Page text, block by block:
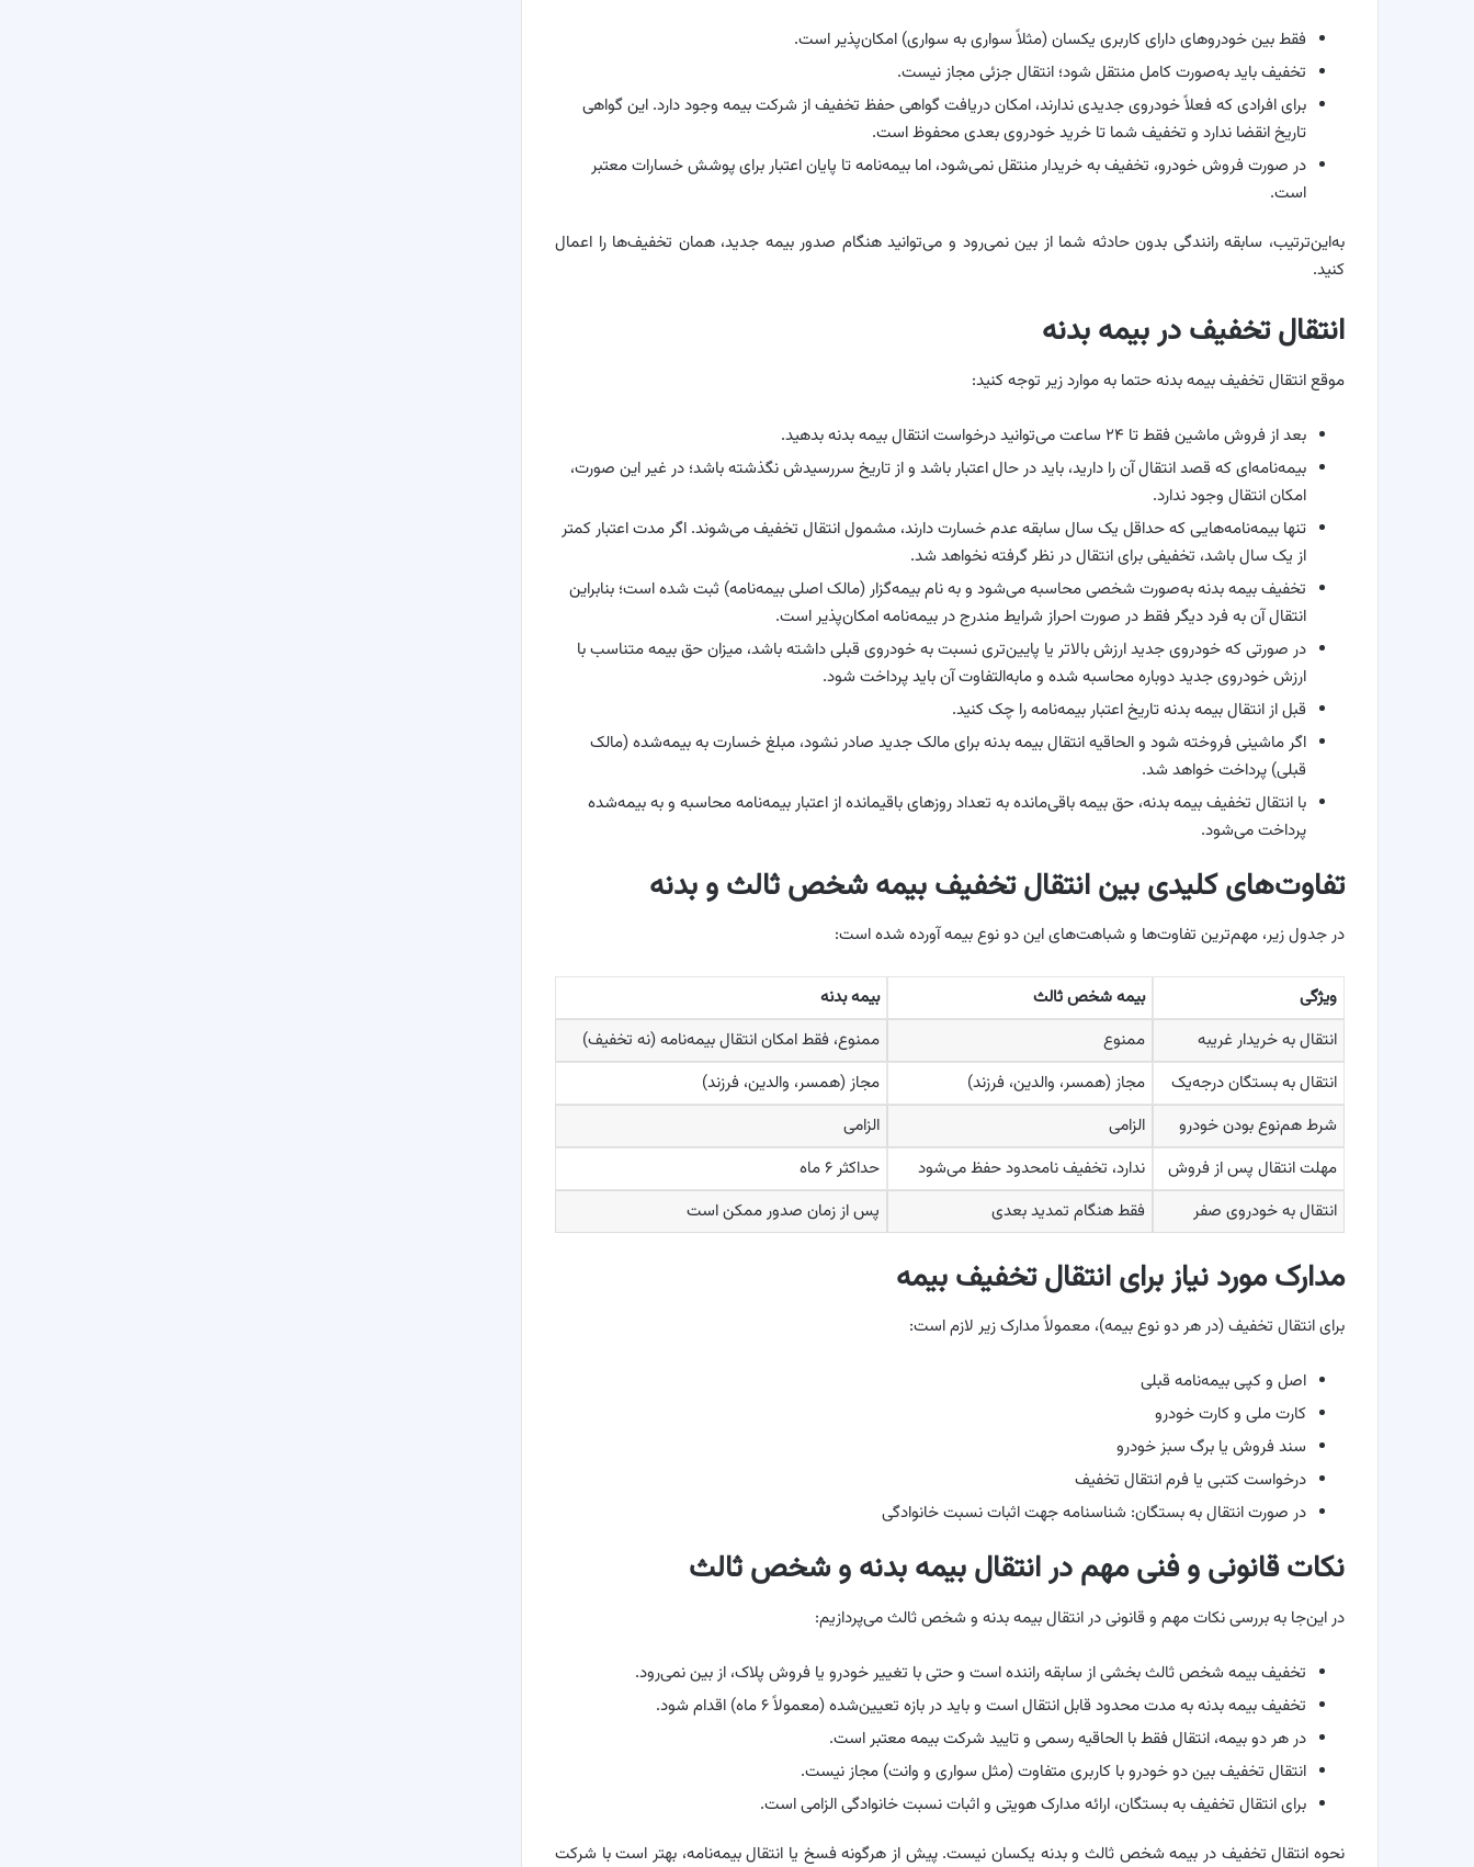
فقط بین خودروهای دارای کاربری یکسان (مثلاً سواری به سواری) امکان‌پذیر است.
تخفیف باید به‌صورت کامل منتقل شود؛ انتقال جزئی مجاز نیست.
برای افرادی که فعلاً خودروی جدیدی ندارند، امکان دریافت گواهی حفظ تخفیف از شرکت بیمه وجود دارد. این گواهی
تاریخ انقضا ندارد و تخفیف شما تا خرید خودروی بعدی محفوظ است.
در صورت فروش خودرو، تخفیف به خریدار منتقل نمی‌شود، اما بیمه‌نامه تا پایان اعتبار برای پوشش خسارات معتبر
است.
به‌این‌ترتیب، سابقه رانندگی بدون حادثه‌ شما از بین نمی‌رود و می‌توانید هنگام صدور بیمه جدید، همان تخفیف‌ها را اعمال
کنید.
انتقال تخفیف در بیمه بدنه
موقع انتقال تخفیف بیمه بدنه حتما به موارد زیر توجه کنید:
بعد از فروش ماشین فقط تا ۲۴ ساعت می‌توانید درخواست انتقال بیمه بدنه بدهید.
بیمه‌نامه‌ای که قصد انتقال آن را دارید، باید در حال اعتبار باشد و از تاریخ سررسیدش نگذشته باشد؛ در غیر این صورت،
امکان انتقال وجود ندارد.
تنها بیمه‌نامه‌هایی که حداقل یک سال سابقه عدم خسارت دارند، مشمول انتقال تخفیف می‌شوند. اگر مدت اعتبار کمتر
از یک سال باشد، تخفیفی برای انتقال در نظر گرفته نخواهد شد.
تخفیف بیمه بدنه به‌صورت شخصی محاسبه می‌شود و به نام بیمه‌گزار (مالک اصلی بیمه‌نامه) ثبت شده است؛ بنابراین
انتقال آن به فرد دیگر فقط در صورت احراز شرایط مندرج در بیمه‌نامه امکان‌پذیر است.
در صورتی که خودروی جدید ارزش بالاتر یا پایین‌تری نسبت به خودروی قبلی داشته باشد، میزان حق بیمه متناسب با
ارزش خودروی جدید دوباره محاسبه شده و مابه‌التفاوت آن باید پرداخت شود.
قبل از انتقال بیمه بدنه تاریخ اعتبار بیمه‌نامه را چک کنید.
اگر ماشینی فروخته شود و الحاقیه انتقال بیمه‌ بدنه برای مالک جدید صادر نشود، مبلغ خسارت به بیمه‌شده (مالک
قبلی) پرداخت خواهد شد.
با انتقال تخفیف بیمه بدنه، حق بیمه باقی‌مانده به تعداد روزهای باقیمانده از اعتبار بیمه‌نامه محاسبه و به بیمه‌شده
پرداخت می‌شود.
تفاوت‌های کلیدی بین انتقال تخفیف بیمه شخص ثالث و بدنه
در جدول زیر، مهم‌ترین تفاوت‌ها و شباهت‌های این دو نوع بیمه آورده شده است:
ویژگی بیمه شخص ثالث
بیمه بدنه
انتقال به خریدار غریبه
ممنوع
ممنوع، فقط امکان انتقال بیمه‌نامه (نه تخفیف)
انتقال به بستگان درجه‌یک
مجاز (همسر، والدین، فرزند)
مجاز (همسر، والدین، فرزند)
شرط هم‌نوع بودن خودرو
الزامی
الزامی
مهلت انتقال پس از فروش
ندارد، تخفیف نامحدود حفظ می‌شود
حداکثر ۶ ماه
انتقال به خودروی صفر
فقط هنگام تمدید بعدی پس از زمان صدور ممکن است
مدارک مورد نیاز برای انتقال تخفیف بیمه
برای انتقال تخفیف (در هر دو نوع بیمه)، معمولاً مدارک زیر لازم است:
اصل و کپی بیمه‌نامه قبلی
کارت ملی و کارت خودرو
سند فروش یا برگ سبز خودرو
درخواست کتبی یا فرم انتقال تخفیف
در صورت انتقال به بستگان: شناسنامه جهت اثبات نسبت خانوادگی
نکات قانونی و فنی مهم در انتقال بیمه بدنه و شخص ثالث
در این‌جا به بررسی نکات مهم و قانونی در انتقال بیمه بدنه و شخص ثالث می‌پردازیم:
تخفیف بیمه شخص ثالث بخشی از سابقه راننده است و حتی با تغییر خودرو یا فروش پلاک، از بین نمی‌رود.
تخفیف بیمه بدنه به مدت محدود قابل انتقال است و باید در بازه تعیین‌شده (معمولاً ۶ ماه) اقدام شود.
در هر دو بیمه، انتقال فقط با الحاقیه رسمی و تایید شرکت بیمه معتبر است.
انتقال تخفیف بین دو خودرو با کاربری متفاوت (مثل سواری و وانت) مجاز نیست.
برای انتقال تخفیف به بستگان، ارائه مدارک هویتی و اثبات نسبت خانوادگی الزامی است.
نحوه انتقال تخفیف در بیمه شخص ثالث و بدنه یکسان نیست. پیش از هرگونه فسخ یا انتقال بیمه‌نامه، بهتر است با شرکت